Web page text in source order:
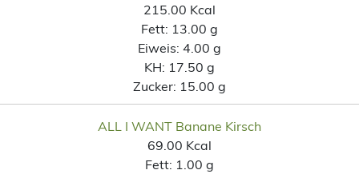
215.00 Kcal
Fett: 13.00 g
Eiweis: 4.00 g
KH: 17.50 g
Zucker: 15.00 g
ALL I WANT Banane Kirsch
69.00 Kcal
Fett: 1.00 g